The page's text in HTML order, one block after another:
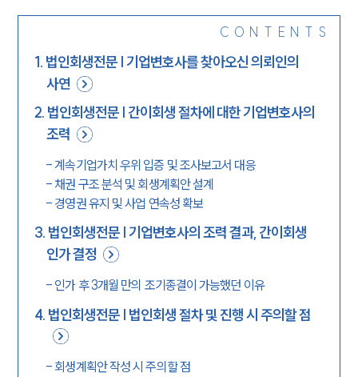
CONTENTS
1. 법인회생전문 | 기업변호사를 찾아오신 의뢰인의
사연
2. 법인회생전문 | 간이회생 절차에 대한 기업변호사의
조력
-계속기업가치 우위 입증 및 조사보고서 대응
- 채권 구조 분석 및 회생계획안 설계
- 경영권 유지 및 사업 연속성 확보
3. 법인회생전문 | 기업변호사의 조력 결과, 간이회생
인가 결정
- 인가 후 3개월 만의 조기종결이 가능했던 이유
4. 법인회생전문 | 법인회생 절차 및 진행 시 주의할 점
- 회생계획안 작성 시 주의할 점